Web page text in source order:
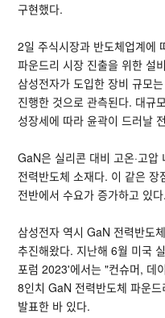
구현했다.
2일 주식시장과 반도체업계에
파운드리 시장 진출을 위한 설
삼성전자가 도입한 장비 규모
진행한 것으로 관측된다. 대규
성장세에 따라 윤곽이 드러날
GaN은 실리콘 대비 고온·고
전력반도체 소재다. 이 같은 장
전반에서 수요가 증가하고 있다.
삼성전자 역시 GaN 전력반도
추진해왔다. 지난해 6월 미국
포럼 2023'에서는 "컨슈머, 데
8인치 GaN 전력반도체 파운
발표한 바 있다.